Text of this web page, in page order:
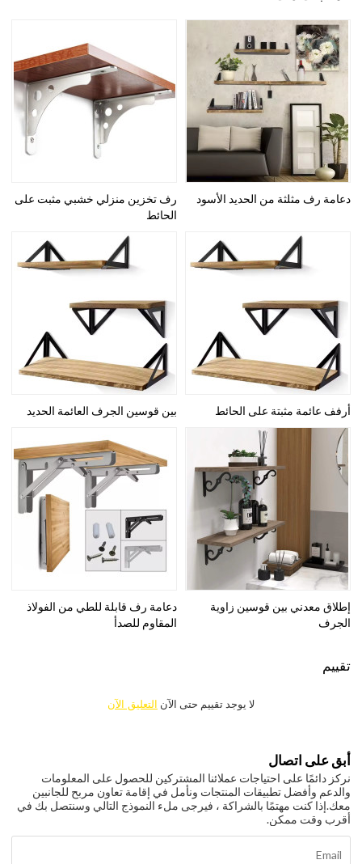
دعامة رف مثلثة من الحديد الأسود
رف تخزين منزلي خشبي مثبت على
الحائط
أرفف عائمة مثبتة على الحائط بين قوسين الجرف العائمة الحديد
إطلاق معدني بين قوسين زاوية
الجرف
دعامة رف قابلة للطي من الفولاذ
المقاوم للصدأ
تقييم
لا يوجد تقييم حتى الآن التعليق الآن
أبق على اتصال
نركز دائمًا على احتياجات عملائنا المشتركين للحصول على المعلومات
والدعم وأفضل تطبيقات المنتجات ونأمل في إقامة تعاون مربح للجانبين
معك.إذا كنت مهتمًا بالشراكة ، فيرجى ملء النموذج التالي وسنتصل بك في
أقرب وقت ممكن.